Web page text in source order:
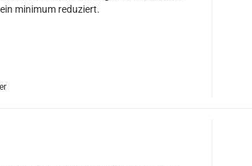
minimum reduziert.